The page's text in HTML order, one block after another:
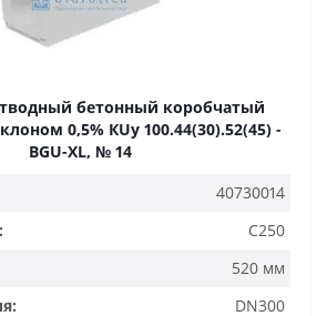
бетонный коробчатый
0,5% КUу 100.44(30).52(45) -
BGU-XL, № 14
40730014
C250
520 мм
DN300